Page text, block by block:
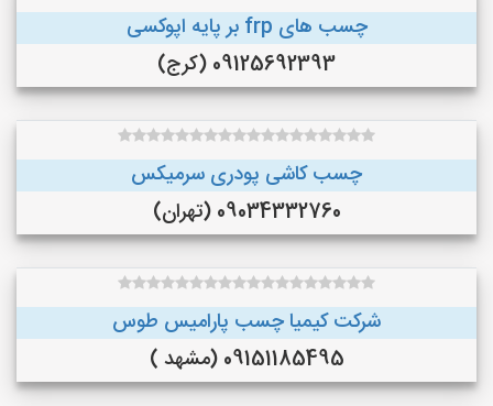
چسب های frp بر پایه اپوکسی
09125692393 (کرج)
چسب کاشی پودری سرمیکس
09034332760 (تهران)
شرکت کیمیا چسب پارامیس طوس
09151185495 (مشهد )